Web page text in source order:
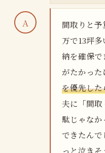
間取りと
万で13坪
納を確保で
がたかった
を優先し
夫に「間取
駄じゃな
できたんで
っと泣きそ